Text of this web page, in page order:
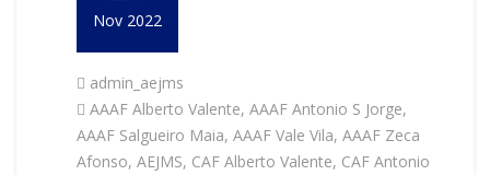
Nov 2022
admin_aejms
AAAF Alberto Valente, AAAF Antonio S Jorge,
AAAF Salgueiro Maia, AAAF Vale Vila, AAAF Zeca
Afonso, AEJMS, CAF Alberto Valente, CAF Antonio